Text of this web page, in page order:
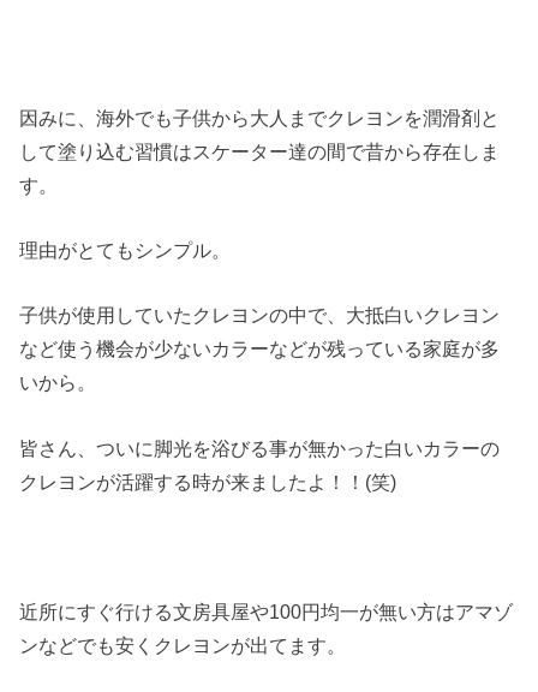
因みに、海外でも子供から大人までクレヨンを潤滑剤と
して塗り込む習慣はスケーター達の間で昔から存在しま
す。
理由がとてもシンプル。
子供が使用していたクレヨンの中で、大抵白いクレヨン
など使う機会が少ないカラーなどが残っている家庭が多
いから。
皆さん、ついに脚光を浴びる事が無かった白いカラーの
クレヨンが活躍する時が来ましたよ！！(笑)
近所にすぐ行ける文房具屋や100円均一が無い方はアマゾ
ンなどでも安くクレヨンが出てます。